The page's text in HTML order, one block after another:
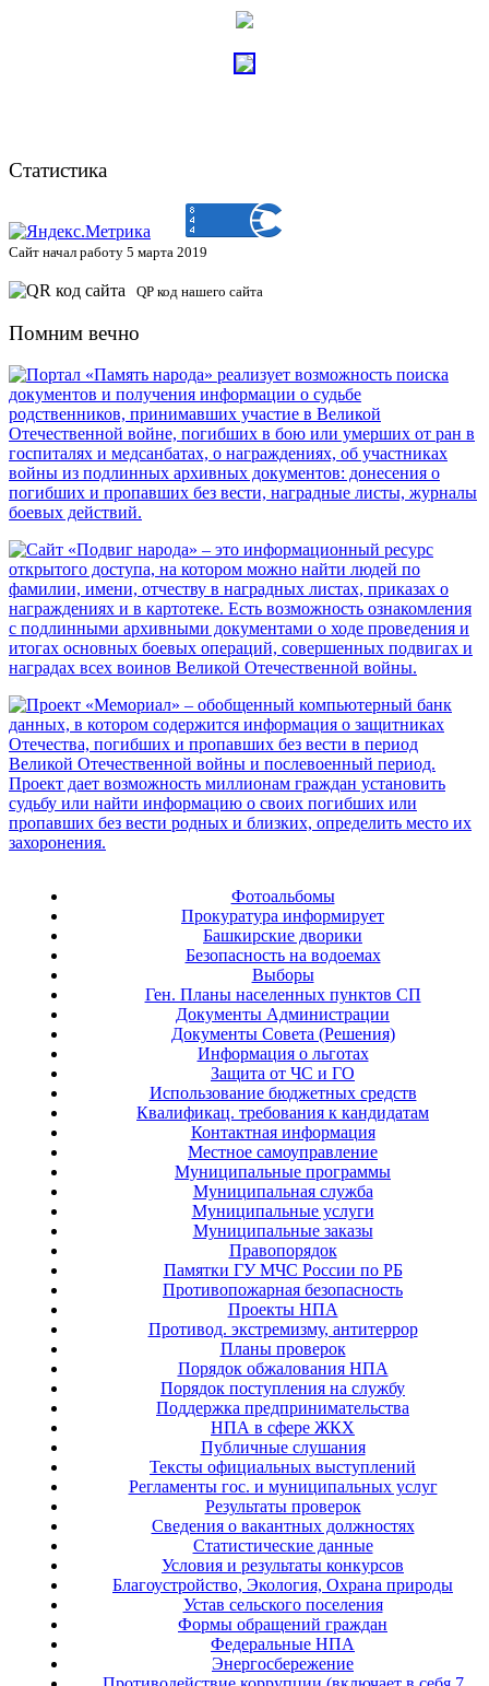
Статистика
Сайт начал работу 5 марта 2019
QP код нашего сайта
Помним вечно
Фотоальбомы
Прокуратура информирует
Башкирские дворики
Безопасность на водоемах
Выборы
Ген. Планы населенных пунктов СП
Документы Администрации
Документы Совета (Решения)
Информация о льготах
Защита от ЧС и ГО
Использование бюджетных средств
Квалификац. требования к кандидатам
Контактная информация
Местное самоуправление
Муниципальные программы
Муниципальная служба
Муниципальные услуги
Муниципальные заказы
Правопорядок
Памятки ГУ МЧС России по РБ
Противопожарная безопасность
Проекты НПА
Противод. экстремизму, антитеррор
Планы проверок
Порядок обжалования НПА
Порядок поступления на службу
Поддержка предпринимательства
НПА в сфере ЖКХ
Публичные слушания
Тексты официальных выступлений
Регламенты гос. и муниципальных услуг
Результаты проверок
Сведения о вакантных должностях
Статистические данные
Условия и результаты конкурсов
Благоустройство, Экология, Охрана природы
Устав сельского поселения
Формы обращений граждан
Федеральные НПА
Энергосбережение